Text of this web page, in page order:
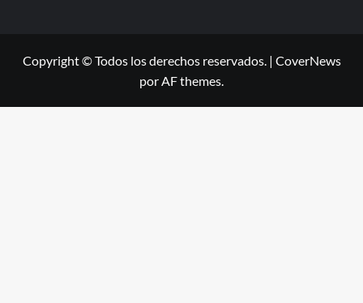
Copyright © Todos los derechos reservados. | CoverNews
por AF themes.